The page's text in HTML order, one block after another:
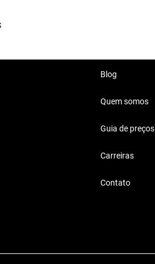
automóvel funcional e
e eficiente.
e conforto para todoBlog
Quem somos
Guia de preços
Carreiras
Contato